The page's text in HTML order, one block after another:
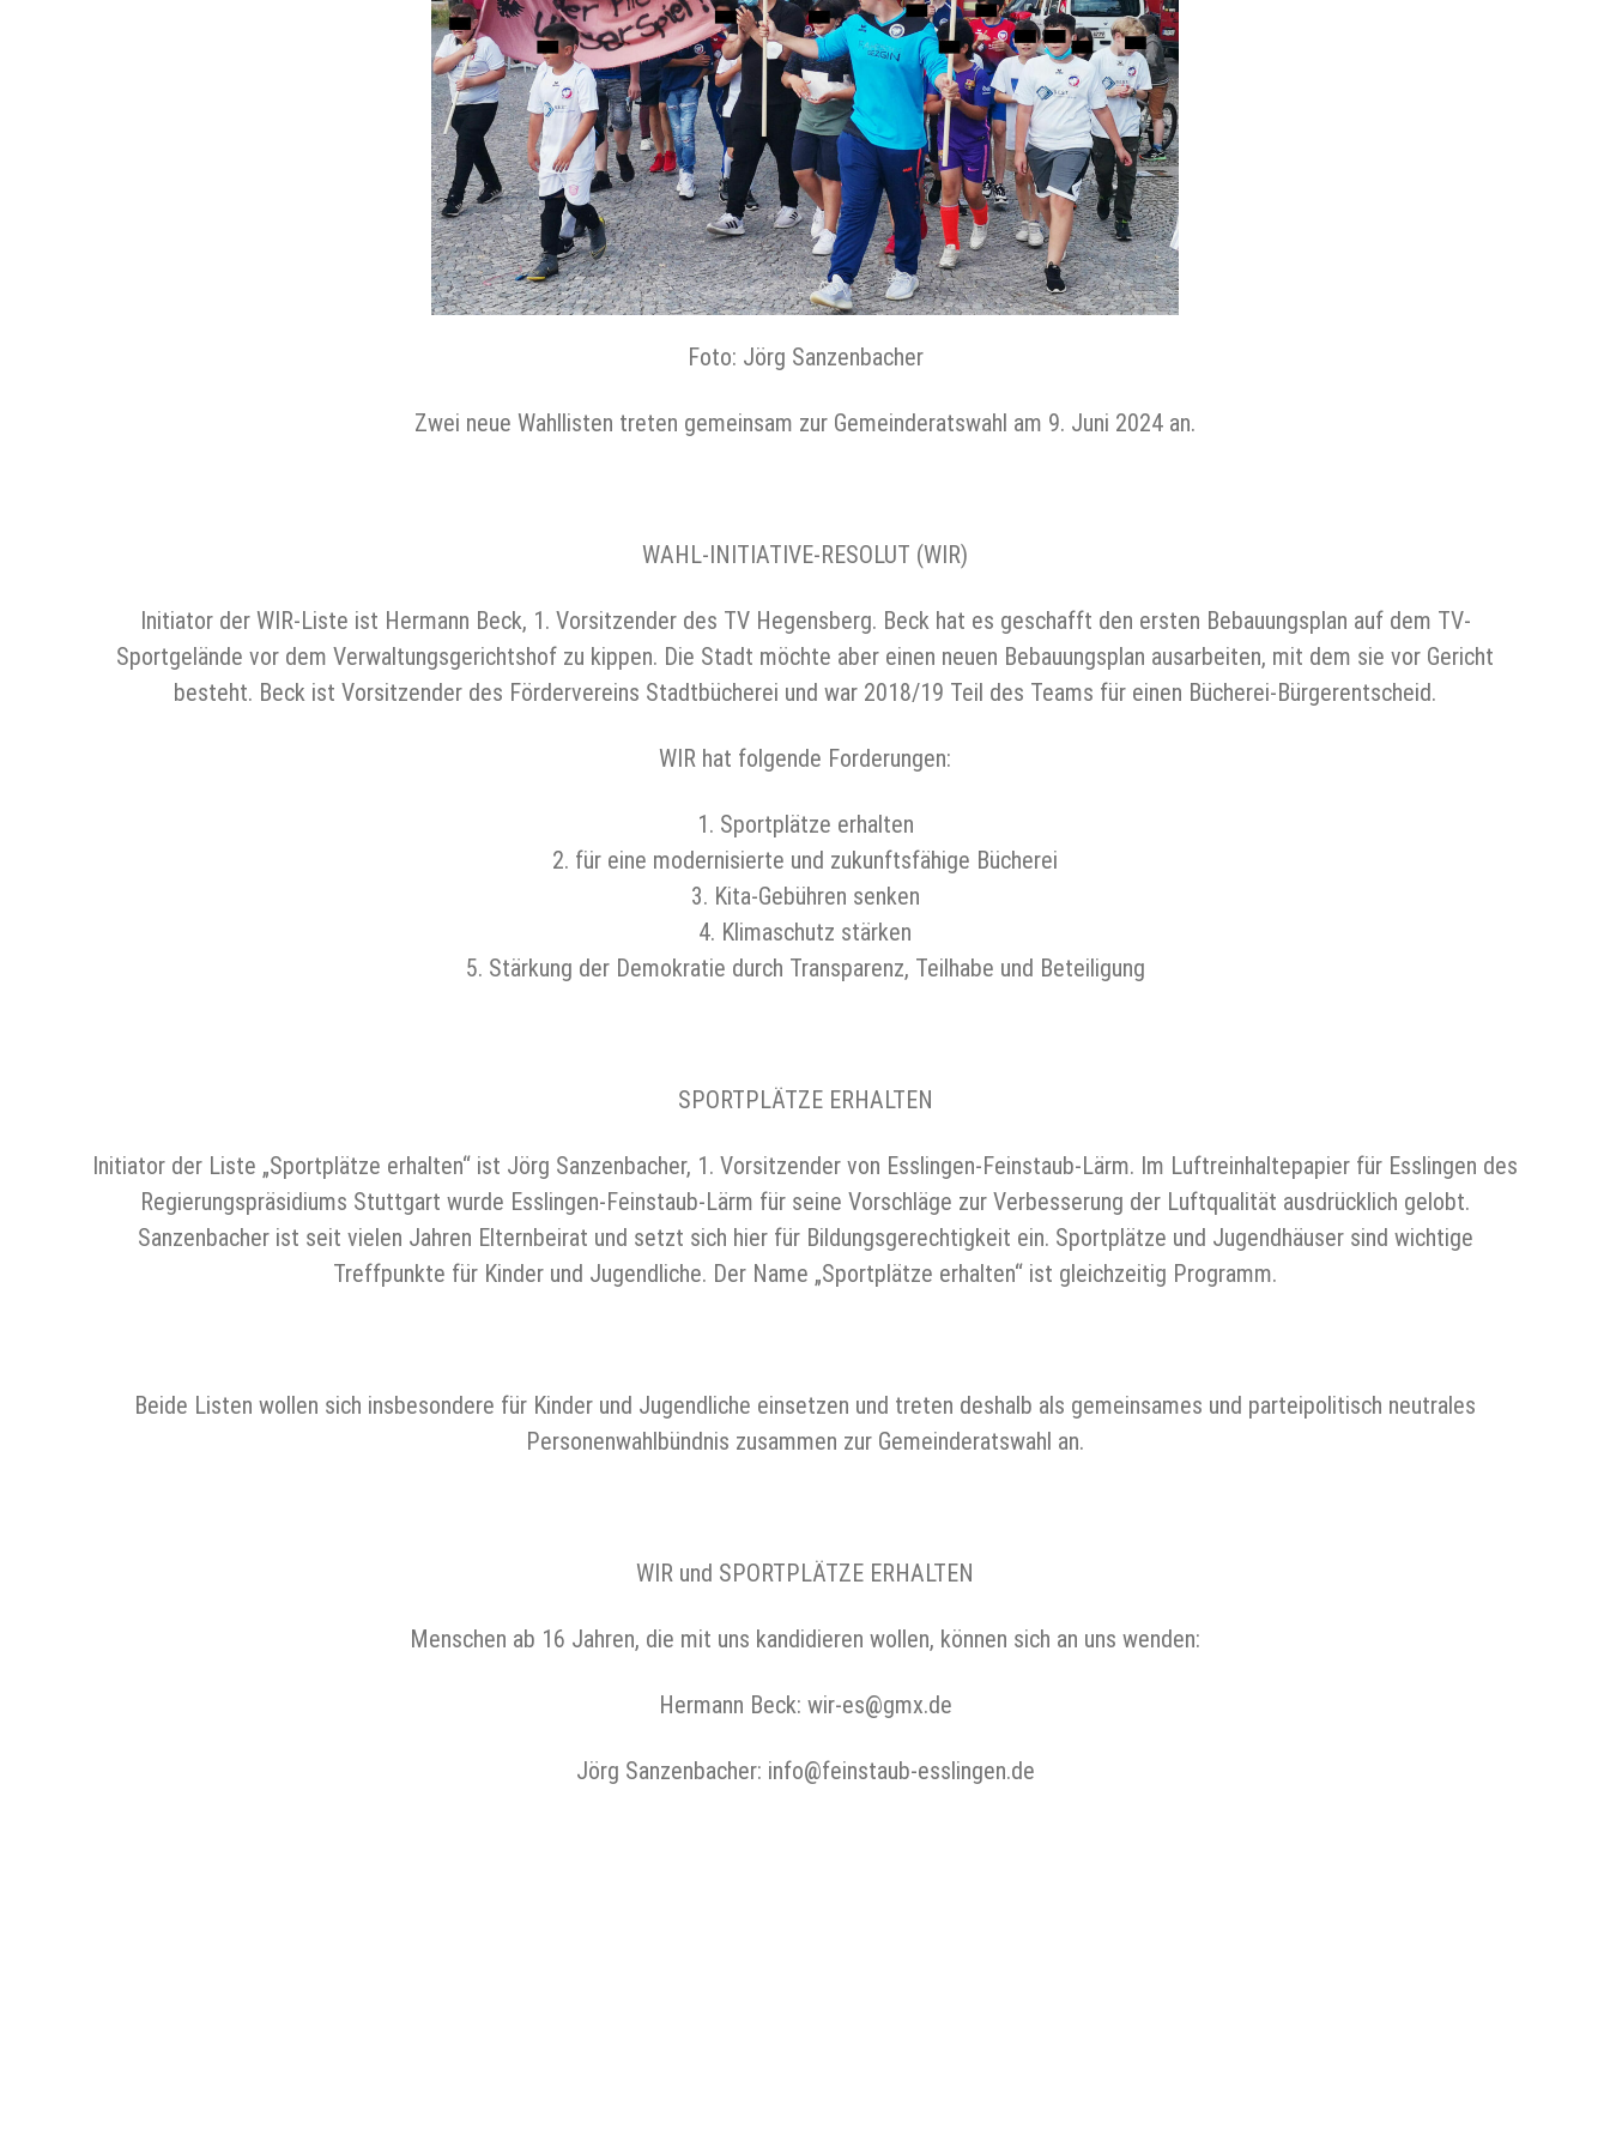
Foto: Jörg Sanzenbacher
Zwei neue Wahllisten treten gemeinsam zur Gemeinderatswahl am 9. Juni 2024 an.
WAHL-INITIATIVE-RESOLUT (WIR)
Initiator der WIR-Liste ist Hermann Beck, 1. Vorsitzender des TV Hegensberg. Beck hat es geschafft den ersten Bebauungsplan auf dem TV-
Sportgelände vor dem Verwaltungsgerichtshof zu kippen. Die Stadt möchte aber einen neuen Bebauungsplan ausarbeiten, mit dem sie vor Gericht
besteht. Beck ist Vorsitzender des Fördervereins Stadtbücherei und war 2018/19 Teil des Teams für einen Bücherei-Bürgerentscheid.
WIR hat folgende Forderungen:
1. Sportplätze erhalten
2. für eine modernisierte und zukunftsfähige Bücherei
3. Kita-Gebühren senken
4. Klimaschutz stärken
5. Stärkung der Demokratie durch Transparenz, Teilhabe und Beteiligung
SPORTPLÄTZE ERHALTEN
Initiator der Liste „Sportplätze erhalten“ ist Jörg Sanzenbacher, 1. Vorsitzender von Esslingen-Feinstaub-Lärm. Im Luftreinhaltepapier für Esslingen des
Regierungspräsidiums Stuttgart wurde Esslingen-Feinstaub-Lärm für seine Vorschläge zur Verbesserung der Luftqualität ausdrücklich gelobt.
Sanzenbacher ist seit vielen Jahren Elternbeirat und setzt sich hier für Bildungsgerechtigkeit ein. Sportplätze und Jugendhäuser sind wichtige
Treffpunkte für Kinder und Jugendliche. Der Name „Sportplätze erhalten“ ist gleichzeitig Programm.
Beide Listen wollen sich insbesondere für Kinder und Jugendliche einsetzen und treten deshalb als gemeinsames und parteipolitisch neutrales
Personenwahlbündnis zusammen zur Gemeinderatswahl an.
WIR und SPORTPLÄTZE ERHALTEN
Menschen ab 16 Jahren, die mit uns kandidieren wollen, können sich an uns wenden:
Hermann Beck: wir-es@gmx.de
Jörg Sanzenbacher: info@feinstaub-esslingen.de